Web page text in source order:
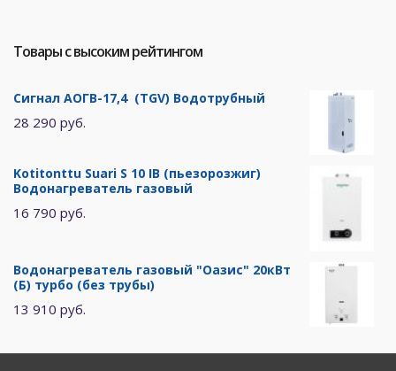
Товары с высоким рейтингом
Сигнал АОГВ-17,4 (TGV) Водотрубный
28 290 руб.
Kotitonttu Suari S 10 IB (пьезорозжиг)
Водонагреватель газовый
16 790 руб.
Водонагреватель газовый "Оазис" 20кВт
(Б) турбо (без трубы)
13 910 руб.